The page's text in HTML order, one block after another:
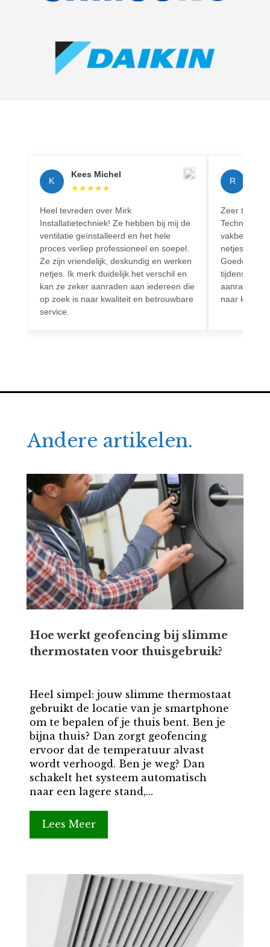
K
Kees Michel
★★★★★
Heel tevreden over Mirk
Installatietechniek! Ze hebben bij mij de
ventilatie geïnstalleerd en het hele
proces verliep professioneel en soepel.
Ze zijn vriendelijk, deskundig en werken
netjes. Ik merk duidelijk het verschil en
kan ze zeker aanraden aan iedereen die
op zoek is naar kwaliteit en betrouwbare
service.
R
Zeer
Techniek!
netjes en
Goede
tijdens het
aanrader
naar
Andere artikelen.
Hoe werkt geofencing bij slimme
thermostaten voor thuisgebruik?
Heel simpel: jouw slimme thermostaat
gebruikt de locatie van je smartphone
om te bepalen of je thuis bent. Ben je
bijna thuis? Dan zorgt geofencing
ervoor dat de temperatuur alvast
wordt verhoogd. Ben je weg? Dan
schakelt het systeem automatisch
naar een lagere stand,...
Lees Meer